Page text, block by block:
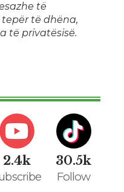
të
të dhëna,
të privatësisë.
2.4k 30.5k
Follow